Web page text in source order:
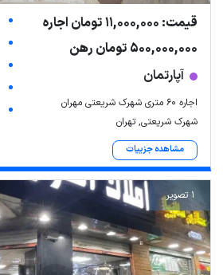
قیمت: 11,000,000 تومان اجاره
500,000,000 تومان رهن
آپارتمان
اجاره ۶۰ متری شهرک شریعتی مهران
شهرک شریعتی, تهران
مشاهده جزییات
1 تصویر